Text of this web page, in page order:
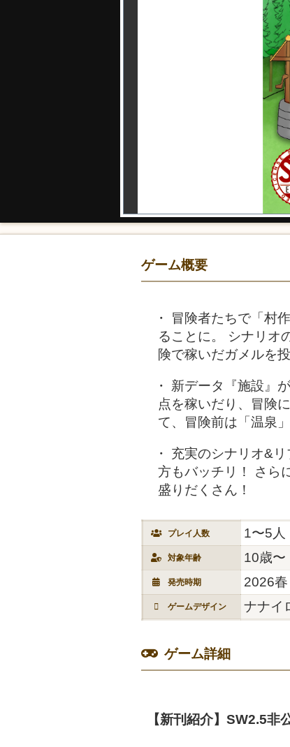
ゲーム概要
冒険者たちで「村
ることに。 シナリオ
険で稼いだガメルを
新データ『施設』
点を稼いだり、冒険
て、冒険前は「温泉
充実のシナリオ&
方もバッチリ！ さら
盛りだくさん！
プレイ人数 1〜5人
対象年齢 10歳〜
発売時期 2026春
ゲームデザイン ナナイ
ゲーム詳細
【新刊紹介】SW2.5非